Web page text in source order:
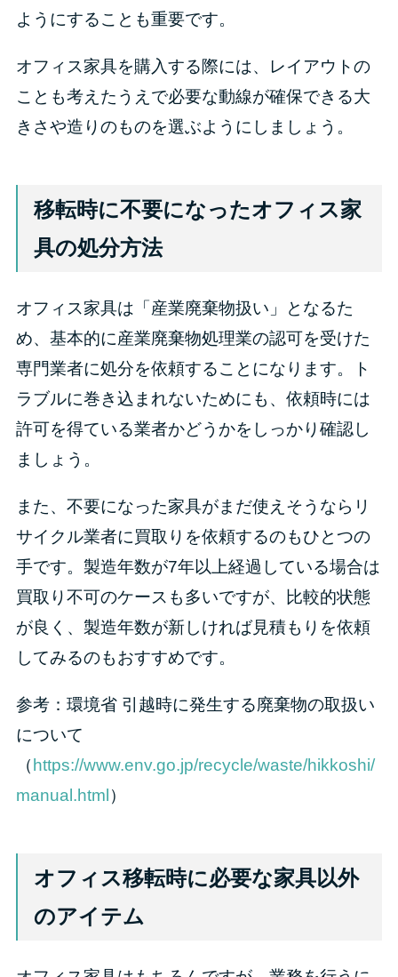
ようにすることも重要です。
オフィス家具を購入する際には、レイアウトの
ことも考えたうえで必要な動線が確保できる大
きさや造りのものを選ぶようにしましょう。
移転時に不要になったオフィス家
具の処分方法
オフィス家具は「産業廃棄物扱い」となるた
め、基本的に産業廃棄物処理業の認可を受けた
専門業者に処分を依頼することになります。ト
ラブルに巻き込まれないためにも、依頼時には
許可を得ている業者かどうかをしっかり確認し
ましょう。
また、不要になった家具がまだ使えそうならリ
サイクル業者に買取りを依頼するのもひとつの
手です。製造年数が7年以上経過している場合は
買取り不可のケースも多いですが、比較的状態
が良く、製造年数が新しければ見積もりを依頼
してみるのもおすすめです。
参考：環境省 引越時に発生する廃棄物の取扱い
について
（ https://www.env.go.jp/recycle/waste/hikkoshi/
manual.html ）
オフィス移転時に必要な家具以外
のアイテム